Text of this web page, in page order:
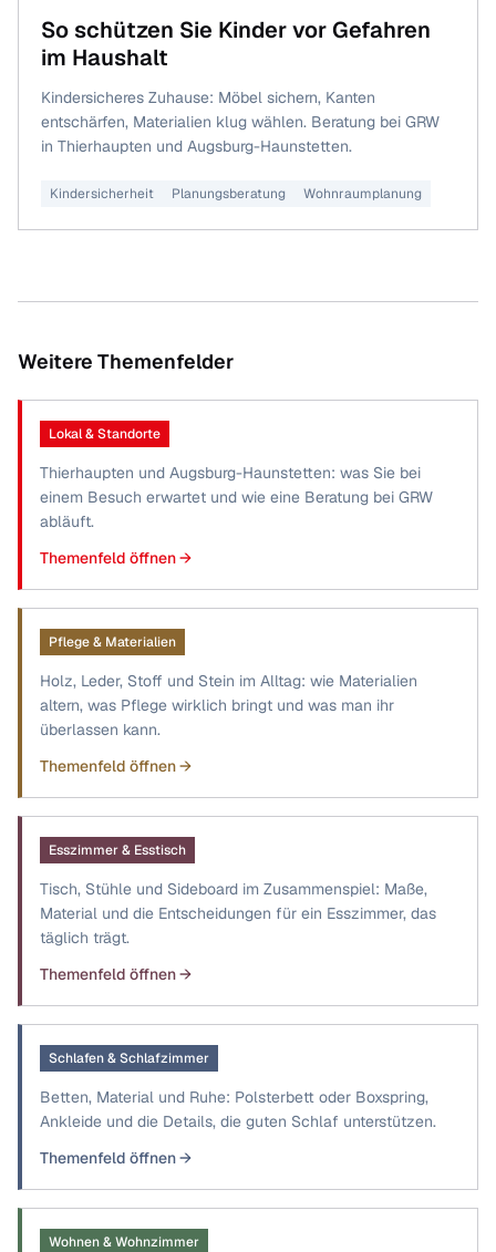
So schützen Sie Kinder vor Gefahren
im Haushalt
Kindersicheres Zuhause: Möbel sichern, Kanten
entschärfen, Materialien klug wählen. Beratung bei GRW
in Thierhaupten und Augsburg-Haunstetten.
Kindersicherheit Planungsberatung Wohnraumplanung
Weitere Themenfelder
Lokal & Standorte
Thierhaupten und Augsburg-Haunstetten: was Sie bei
einem Besuch erwartet und wie eine Beratung bei GRW
abläuft.
Themenfeld öffnen →
Pflege & Materialien
Holz, Leder, Stoff und Stein im Alltag: wie Materialien
altern, was Pflege wirklich bringt und was man ihr
überlassen kann.
Themenfeld öffnen →
Esszimmer & Esstisch
Tisch, Stühle und Sideboard im Zusammenspiel: Maße,
Material und die Entscheidungen für ein Esszimmer, das
täglich trägt.
Themenfeld öffnen →
Schlafen & Schlafzimmer
Betten, Material und Ruhe: Polsterbett oder Boxspring,
Ankleide und die Details, die guten Schlaf unterstützen.
Themenfeld öffnen →
Wohnen & Wohnzimmer